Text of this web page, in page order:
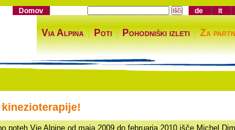
Domov de it
Via Alpina Poti Pohodniški izleti Za
poteh Vie Alpine od maja 2009 do februarja 2010 išče Michel